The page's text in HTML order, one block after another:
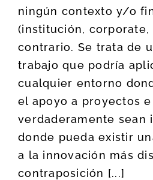
ningún contexto y/o
(institución, corporate,
contrario. Se trata de
trabajo que podría
cualquier entorno
el apoyo a proyectos
verdaderamente sean
donde pueda existir
a la innovación más
contraposición [...]